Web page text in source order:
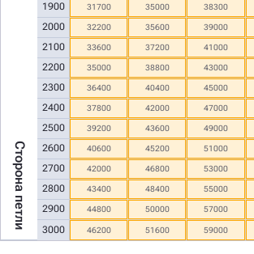
Сторона петли
1900
2000
2100
2200
2300
2400
2500
2600
2700
2800
2900
3000
31700 35000 38300
32200 35600 39000
33600 37200 41000
35000 38800 43000
36400 40400 45000
37800 42000 47000
39200 43600 49000
40600 45200 51000
42000 46800 53000
43400 48400 55000
44800 50000 57000
46200 51600 59000